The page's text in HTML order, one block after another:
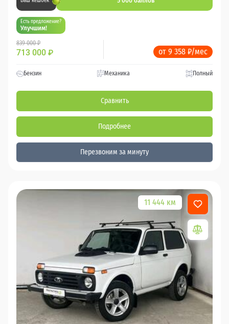
Есть предложение?
Улучшим!
839 000 ₽
713 000 ₽ от 9 358 ₽/мес
Бензин Механика Полный
Сравнить
Подробнее
Перезвоним за минуту
11 444 км